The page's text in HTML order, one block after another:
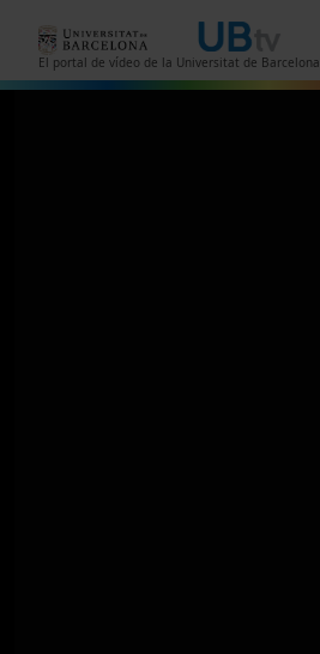
El portal de vídeo de la Universitat de Barcelona